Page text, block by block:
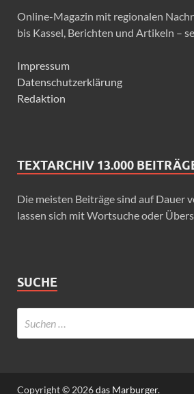
Online-Magazin mit regionalen
bis Kassel, Berichten und Artikeln –
Impressum
Datenschutzerklärung
Redaktion
TEXTARCHIV 13.000
Die meisten Beiträge sind auf Dauer
lassen sich mit Wortsuche oder
SUCHE
Copyright © 2026das Marburger.